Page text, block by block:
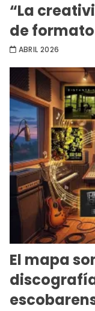
“La
de
ABRIL 2026
El mapa